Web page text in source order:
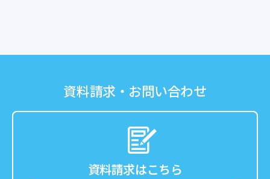
資料請求・お問い合わせ
資料請求はこちら